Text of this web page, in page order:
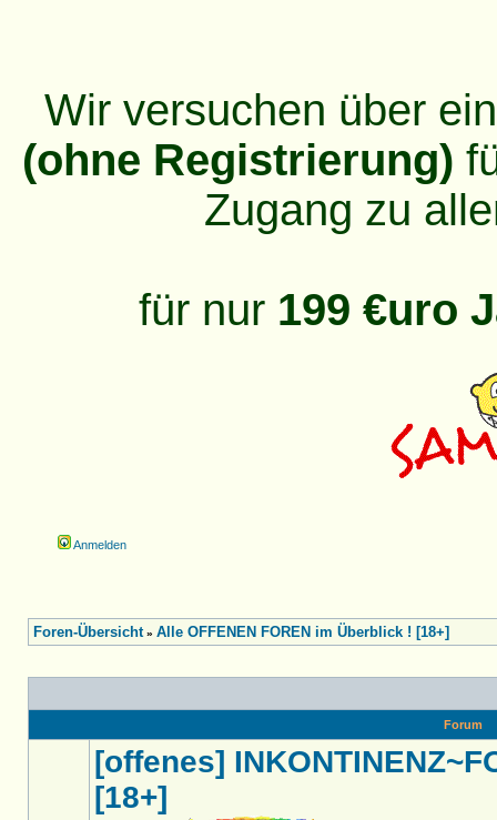
Wir versuchen über
(ohne Registrierung)
Zugang zu
für nur 199 €uro
Anmelden
Foren-Übersicht» Alle OFFENEN FOREN im Überblick ! [18+]
Forum
[offenes]
[18+]